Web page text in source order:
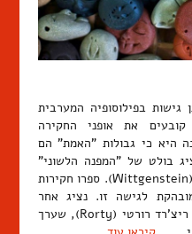
גישות בפילוסופיה המערבית
את אופני החקירה
היא כי גבולות "האמת" הם
בולט של "המפנה הלשוני"
הוא הפילוסוף לודוויג ויטגנשטיין (Wittgenstein). ספרו חקירות
דוגמה מובהקת לגישה זו. נציג אחר
המזוהה עם הגישה הוא הפילוסוף ריצ'רד רורטי (Rorty), שערך